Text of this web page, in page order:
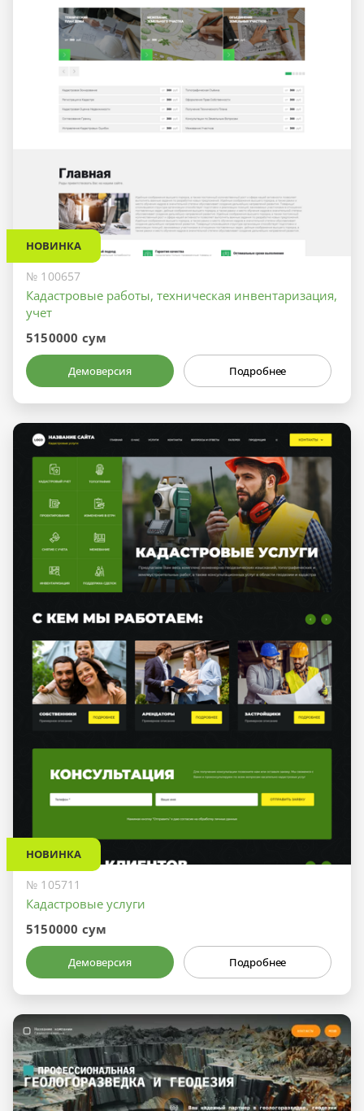
НОВИНКА
№ 100657
Кадастровые работы, техническая инвентаризация,
учет
5150000 сум
Демоверсия Подробнее
НОВИНКА
№ 105711
Кадастровые услуги
5150000 сум
Демоверсия Подробнее